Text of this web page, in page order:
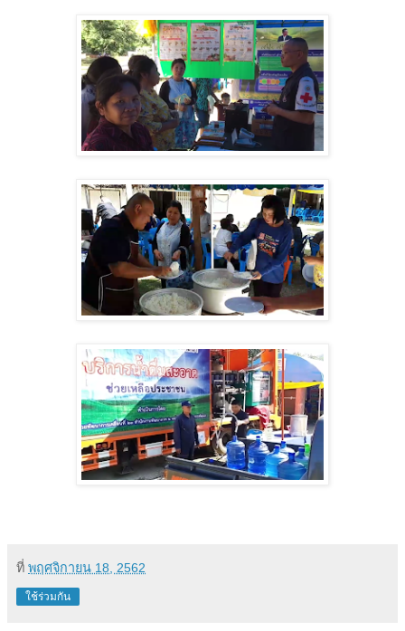
ที่ พฤศจิกายน 18, 2562
ใช้ร่วมกัน